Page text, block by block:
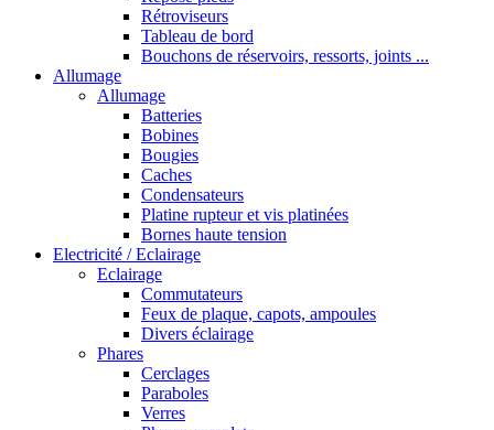
Rétroviseurs
Tableau de bord
Bouchons de réservoirs, ressorts, joints ...
Allumage
Allumage
Batteries
Bobines
Bougies
Caches
Condensateurs
Platine rupteur et vis platinées
Bornes haute tension
Electricité / Eclairage
Eclairage
Commutateurs
Feux de plaque, capots, ampoules
Divers éclairage
Phares
Cerclages
Paraboles
Verres